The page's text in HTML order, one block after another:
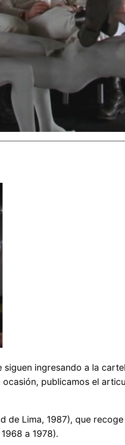
ingresando a la
ocasión, publicamos el
de Lima, 1987), que
a 1978).